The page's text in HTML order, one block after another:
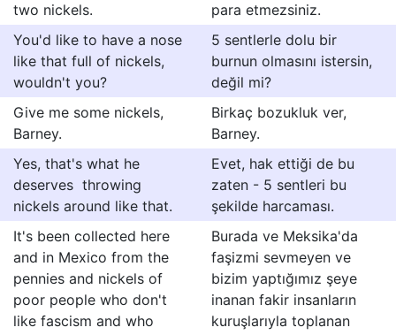
two nickels.
para etmezsiniz.
You'd like to have a nose
like that full of nickels,
wouldn't you?
5 sentlerle dolu bir
burnun olmasını istersin,
değil mi?
Give me some nickels,
Barney.
Birkaç bozukluk ver,
Barney.
Yes, that's what he
deserves  throwing
nickels around like that.
Evet, hak ettiği de bu
zaten - 5 sentleri bu
şekilde harcaması.
It's been collected here
and in Mexico from the
pennies and nickels of
poor people who don't
like fascism and who
Burada ve Meksika'da
faşizmi sevmeyen ve
bizim yaptığımız şeye
inanan fakir insanların
kuruşlarıyla toplanan